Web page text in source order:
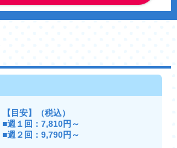
【目安】（税込）
■週１回：7,810円～
■週２回：9,790円～